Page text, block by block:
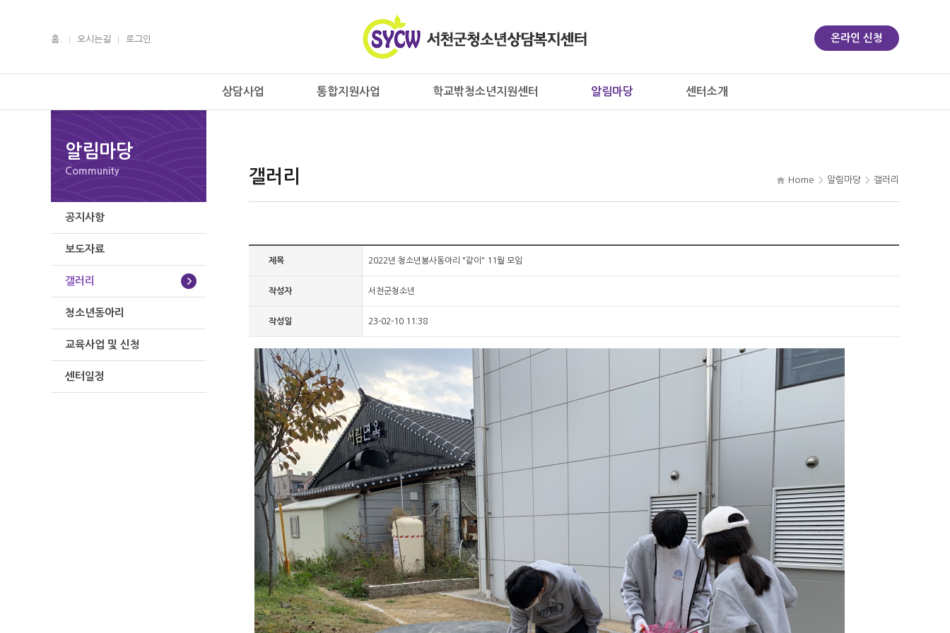
홈. 오시는길 로그인 온라인 신청
상담사업 통합지원사업 학교밖청소년지원센터 알림마당 센터소개
알림마당
Community
공지사항
보도자료
갤러리
청소년동아리
교육사업 및 신청
센터일정
갤러리 Home 알림마당 갤러리
제목 2022년 청소년봉사동아리 "같이" 11월 모임
작성자 서천군청소년
작성일 23-02-10 11:38